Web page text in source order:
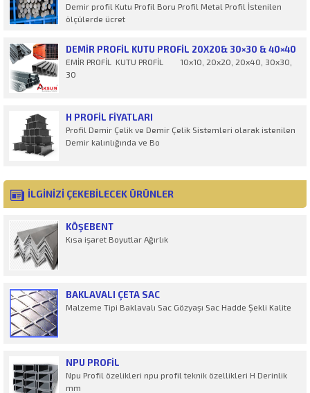
Demir profil Kutu Profil Boru Profil Metal Profil İstenilen
ölçülerde ücret
DEMIR PROFIL KUTU PROFIL 20X20& 30×30 & 40×40
EMİR PROFİL KUTU PROFİL 10x10, 20x20, 20x40, 30x30,
30
H PROFİL FIYATLARI
Profil Demir Çelik ve Demir Çelik Sistemleri olarak istenilen
Demir kalınlığında ve Bo
İLGİNİZİ ÇEKEBİLECEK ÜRÜNLER
KÖŞEBENT
Kısa işaret Boyutlar Ağırlık
BAKLAVALI ÇETA SAC
Malzeme Tipi Baklavalı Sac Gözyaşı Sac Hadde Şekli Kalite
NPU PROFIL
Npu Profil özelikleri npu profil teknik özellikleri H Derinlik
mm